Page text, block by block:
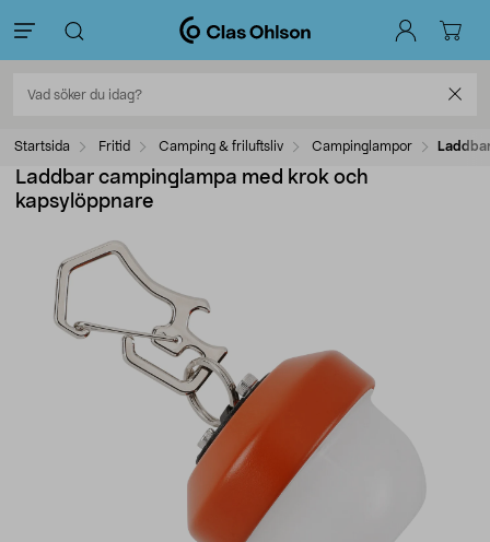
Startsida Fritid Camping & friluftsliv Campinglampor
Laddbar campinglampa med krok och
kapsylöppnare